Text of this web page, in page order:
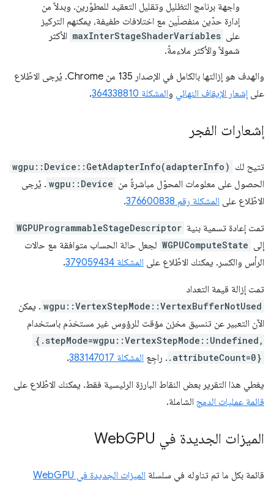
واجهة برنامج التظليل وتقليل التعقيد للمطوّرين. وبدلاً من
إدارة حدّين منفصلَين مع اختلافات طفيفة، يمكنهم التركيز
على maxInterStageShaderVariables الأكثر
شمولاً والأكثر ملاءمةً.
والهدف هو إزالتها بالكامل في الإصدار 135 من Chrome. يُرجى الاطّلاع
على إشعار الإيقاف النهائي والمشكلة 364338810 .
إشعارات الفجر
تتيح لك wgpu::Device::GetAdapterInfo(adapterInfo)
الحصول على معلومات المحوّل مباشرةً من wgpu::Device . يُرجى
الاطّلاع على المشكلة رقم 376600838 .
تمت إعادة تسمية بنية WGPUProgrammableStageDescriptor
إلى WGPUComputeState لجعل حالة الحساب متوافقة مع حالات
الرأس والكسر. يمكنك الاطّلاع على المشكلة 379059434 .
تمت إزالة قيمة التعداد
wgpu::VertexStepMode::VertexBufferNotUsed . يمكن
الآن التعبير عن تنسيق مخزن مؤقت للرؤوس غير مستخدَم باستخدام
{.stepMode=wgpu::VertexStepMode::Undefined,
.attributeCount=0} . راجِع المشكلة 383147017 .
يغطي هذا التقرير بعض النقاط البارزة الرئيسية فقط. يمكنك الاطّلاع على
قائمة عمليات الدمج الشاملة.
الميزات الجديدة في Web GPU
قائمة بكل ما تم تناوله في سلسلة الميزات الجديدة في WebGPU